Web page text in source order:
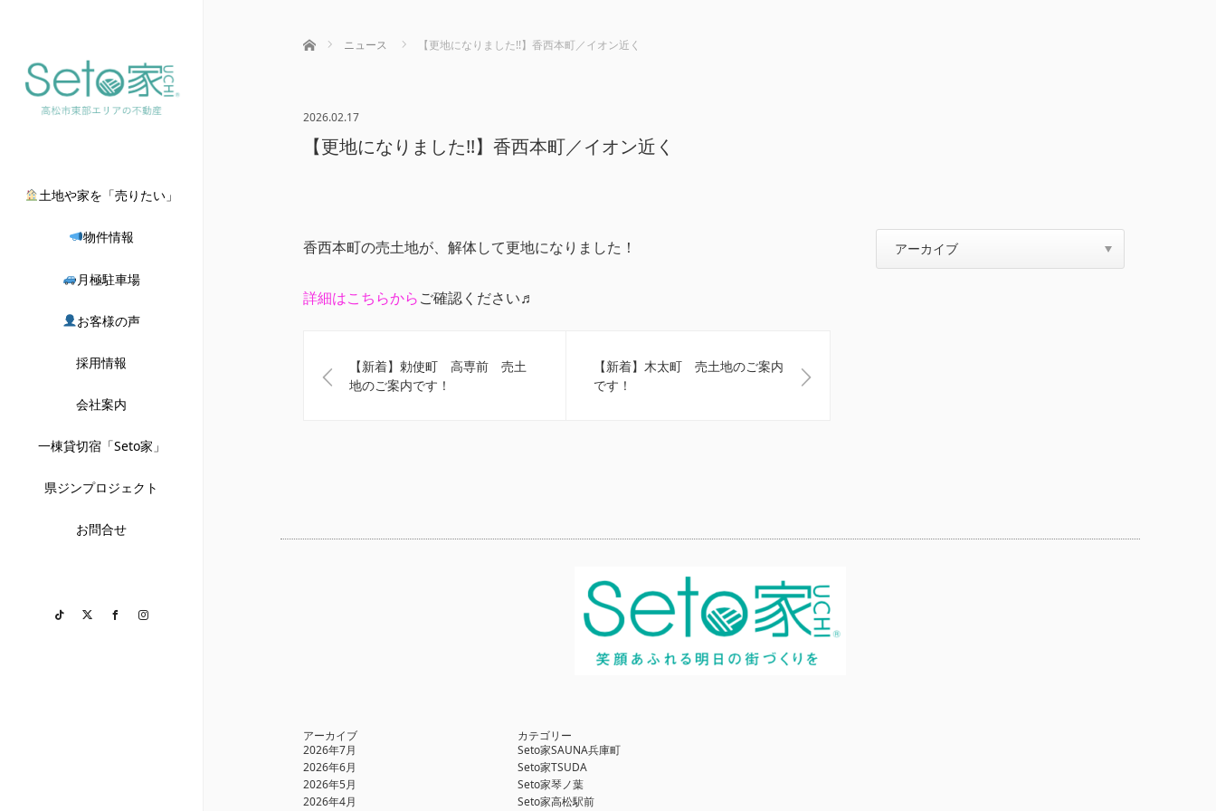
土地や家を「売りたい」
物件情報
月極駐車場
お客様の声
採用情報
会社案内
一棟貸切宿「Seto家」
県ジンプロジェクト
お問合せ
TikTokTwitterFacebook
ホーム ニュース 【更地になりました!!】香西本町／イオン近く
2026.02.17
【更地になりました!!】香西本町／イオン近く
香西本町の売土地が、解体して更地になりました！
詳細はこちらからご確認ください♬
【新着】勅使町 高専前 売土
地のご案内です！
【新着】木太町 売土地のご案内
です！
アーカイブ
2026年7月
2026年6月
2026年5月
2026年4月
カテゴリー
Seto家SAUNA兵庫町
Seto家TSUDA
Seto家琴ノ葉
Seto家高松駅前